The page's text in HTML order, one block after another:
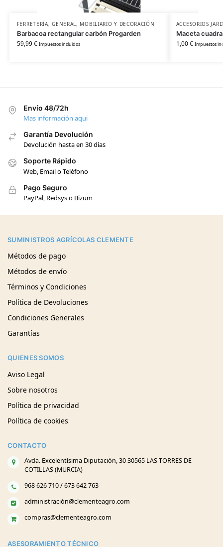
FERRETERÍA,GENERAL, MOBILIARIO Y DECORACIÓN
Barbacoa rectangular carbón Progarden
59,99€ Impuestos incluidos
ACCESORIOS
Maceta
1,00€ Impuestos
Envío 48/72h
Mas información aqui
Garantía Devolución
Devolución hasta en 30 días
Soporte Rápido
Web, Email o Teléfono
Pago Seguro
PayPal, Redsys o Bizum
SUMINISTROS AGRÍCOLAS CLEMENTE
Métodos de pago
Métodos de envío
Términos y Condiciones
Política de Devoluciones
Condiciones Generales
Garantías
QUIENES SOMOS
Aviso Legal
Sobre nosotros
Política de privacidad
Política de cookies
CONTACTO
Avda. Excelentísima Diputación, 30 30565 LAS TORRES DE
COTILLAS (MURCIA)
968 626 710 / 673 642 763
administración@clementeagro.com
compras@clementeagro.com
ASESORAMIENTO TÉCNICO